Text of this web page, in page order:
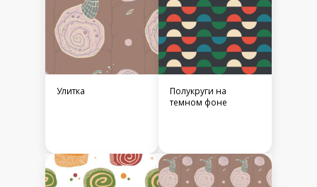
Улитка
Полукруги на
темном фоне